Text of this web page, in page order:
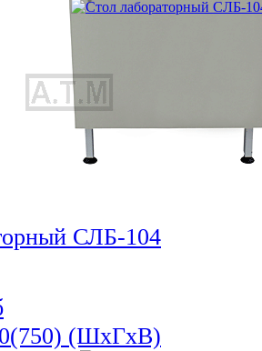
СЛБ-104
(ШхГхВ)